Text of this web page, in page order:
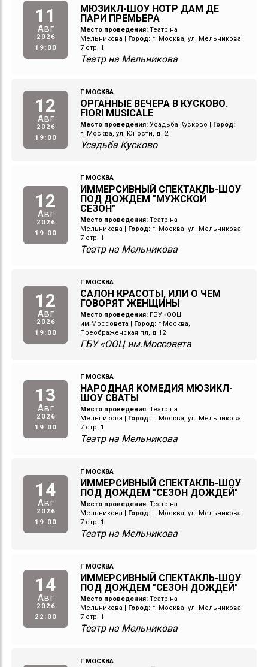
11
Авг
2026
19:00
МЮЗИКЛ-ШОУ НОТР ДАМ ДЕ
ПАРИ ПРЕМЬЕРА
Место проведения: Театр на
Мельникова | Город: г. Москва, ул. Мельникова
7 стр. 1
Театр на Мельникова
12
Авг
2026
19:00
Г МОСКВА
ОРГАННЫЕ ВЕЧЕРА В КУСКОВО.
FIORI MUSICALE
Место проведения: Усадьба Кусково | Город:
г. Москва, ул. Юности, д. 2
Усадьба Кусково
12
Авг
2026
19:00
Г МОСКВА
ИММЕРСИВНЫЙ СПЕКТАКЛЬ-ШОУ
ПОД ДОЖДЕМ "МУЖСКОЙ
СЕЗОН"
Место проведения: Театр на
Мельникова | Город: г. Москва, ул. Мельникова
7 стр. 1
Театр на Мельникова
12
Авг
2026
19:00
Г МОСКВА
САЛОН КРАСОТЫ, ИЛИ О ЧЕМ
ГОВОРЯТ ЖЕНЩИНЫ
Место проведения: ГБУ «ООЦ
им.Моссовета | Город: г Москва,
Преображенская пл, д 12
ГБУ «ООЦ им.Моссовета
13
Авг
2026
19:00
Г МОСКВА
НАРОДНАЯ КОМЕДИЯ МЮЗИКЛ-
ШОУ СВАТЫ
Место проведения: Театр на
Мельникова | Город: г. Москва, ул. Мельникова
7 стр. 1
Театр на Мельникова
14
Авг
2026
19:00
Г МОСКВА
ИММЕРСИВНЫЙ СПЕКТАКЛЬ-ШОУ
ПОД ДОЖДЕМ "СЕЗОН ДОЖДЕЙ"
Место проведения: Театр на
Мельникова | Город: г. Москва, ул. Мельникова
7 стр. 1
Театр на Мельникова
14
Авг
2026
22:00
Г МОСКВА
ИММЕРСИВНЫЙ СПЕКТАКЛЬ-ШОУ
ПОД ДОЖДЕМ "СЕЗОН ДОЖДЕЙ"
Место проведения: Театр на
Мельникова | Город: г. Москва, ул. Мельникова
7 стр. 1
Театр на Мельникова
Г МОСКВА